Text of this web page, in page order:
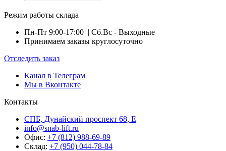
Режим работы склада
Пн-Пт 9:00-17:00 | Сб.Вс - Выходные
Принимаем заказы круглосуточно
Отследить заказ
Канал в Телеграм
Мы в Вконтакте
Контакты
СПБ, Дунайский проспект 68, Е
info@snab-lift.ru
Офис: +7 (812) 988-69-89
Склад: +7 (950) 044-78-84